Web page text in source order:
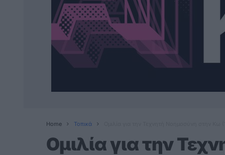
Home Τοπικά
Ομιλία για την